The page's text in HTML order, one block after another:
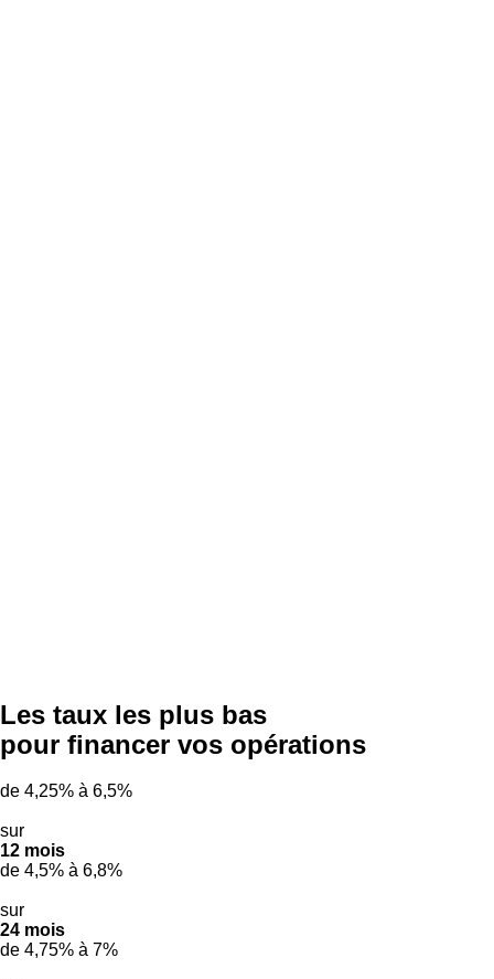
Les taux les plus bas
pour financer vos opérations
de 4,25% à 6,5%
sur
12 mois
de 4,5% à 6,8%
sur
24 mois
de 4,75% à 7%